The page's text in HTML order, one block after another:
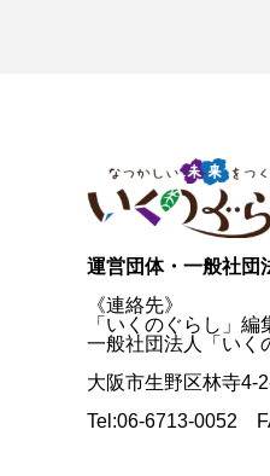
運営団体・一般社団
《連絡先》
「いくのぐらし」
一般社団法人「いく
大阪市生野区林寺4-
Tel:06-6713-0052